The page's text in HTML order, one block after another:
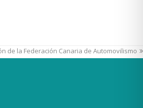
de la Federación Canaria de Automovilismo